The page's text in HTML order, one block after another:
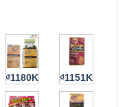
₫1180K ₫1151K